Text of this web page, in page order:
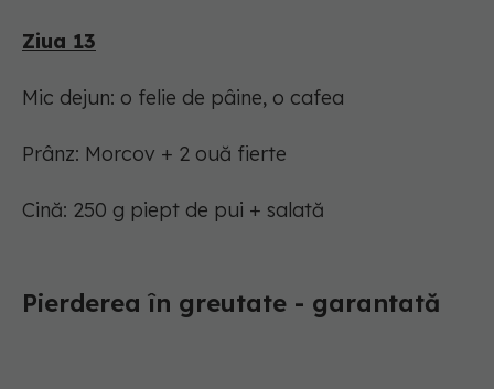
Ziua 13
Mic dejun: o felie de pâine, o cafea
Prânz: Morcov + 2 ouă fierte
Cină: 250 g piept de pui + salată
Pierderea în greutate - garantată